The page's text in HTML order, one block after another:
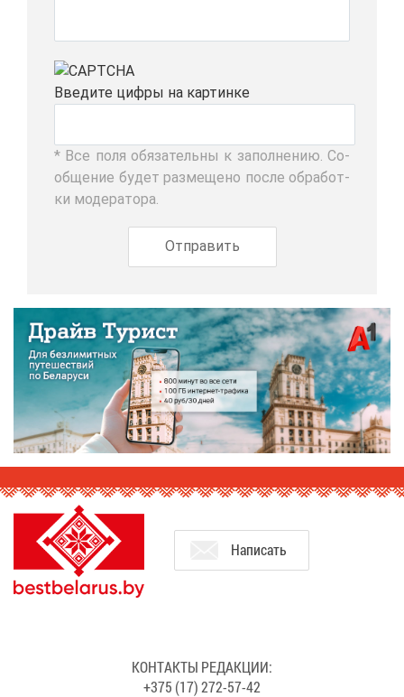
Вве­ди­те циф­ры на кар­тин­ке
* Все по­ля обя­за­тель­ны к за­пол­не­нию. Со­
об­ще­ние бу­дет раз­ме­ще­но по­сле об­ра­бот­
ки мо­де­ра­то­ра.
На­пи­сать
КОН­ТАК­ТЫ РЕ­ДАК­ЦИИ:
+375 (17) 272-57-42